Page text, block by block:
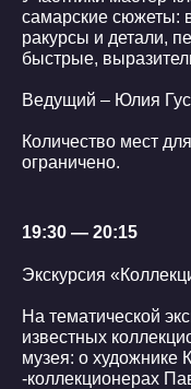
самарские сюжеты:
ракурсы и детали,
быстрые,
Ведущий – Юлия
Количество мест
ограничено.
19:30 — 20:15
Экскурсия
На тематической
известных
музея: о художнике
-коллекционерах